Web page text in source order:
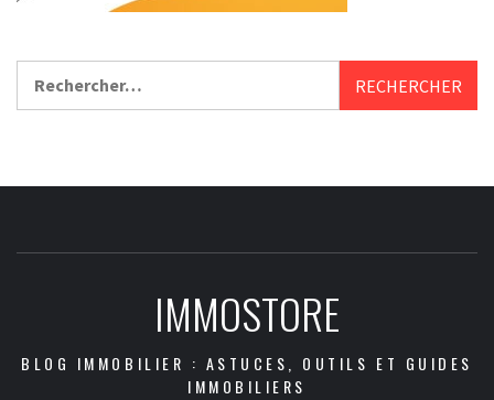
IMMOSTORE
BLOG IMMOBILIER : ASTUCES, OUTILS ET GUIDES
IMMOBILIERS